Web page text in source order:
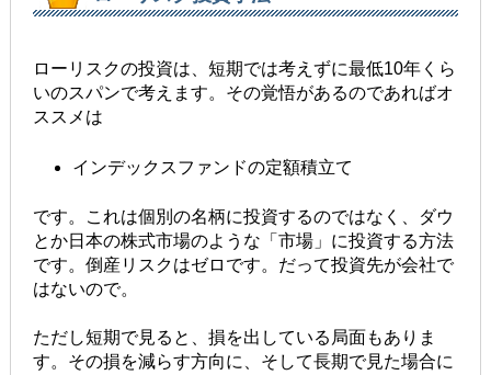
ローリスクの投資は、短期では考えずに最低10年くら
いのスパンで考えます。その覚悟があるのであればオ
ススメは
インデックスファンドの定額積立て
です。これは個別の名柄に投資するのではなく、ダウ
とか日本の株式市場のような「市場」に投資する方法
です。倒産リスクはゼロです。だって投資先が会社で
はないので。
ただし短期で見ると、損を出している局面もありま
す。その損を減らす方向に、そして長期で見た場合に